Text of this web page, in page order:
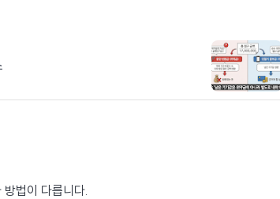
법이 다릅니다.